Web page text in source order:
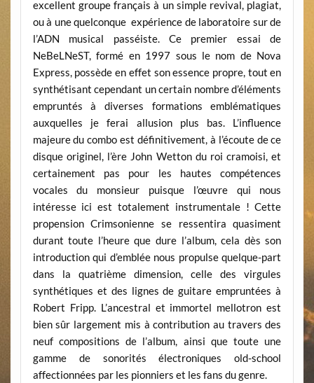
excellent groupe français à un simple revival, plagiat,
ou à une quelconque expérience de laboratoire sur de
l’ADN musical passéiste. Ce premier essai de
NeBeLNeST, formé en 1997 sous le nom de Nova
Express, possède en effet son essence propre, tout en
synthétisant cependant un certain nombre d’éléments
empruntés à diverses formations emblématiques
auxquelles je ferai allusion plus bas. L’influence
majeure du combo est définitivement, à l’écoute de ce
disque originel, l’ère John Wetton du roi cramoisi, et
certainement pas pour les hautes compétences
vocales du monsieur puisque l’œuvre qui nous
intéresse ici est totalement instrumentale ! Cette
propension Crimsonienne se ressentira quasiment
durant toute l’heure que dure l’album, cela dès son
introduction qui d’emblée nous propulse quelque-part
dans la quatrième dimension, celle des virgules
synthétiques et des lignes de guitare empruntées à
Robert Fripp. L’ancestral et immortel mellotron est
bien sûr largement mis à contribution au travers des
neuf compositions de l’album, ainsi que toute une
gamme de sonorités électroniques old-school
affectionnées par les pionniers et les fans du genre.